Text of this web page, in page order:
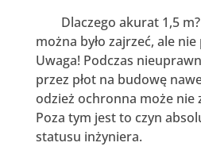
Dlaczego akurat 1,5 m?
można było zajrzeć, ale
Uwaga! Podczas
przez płot na budowę
odzież ochronna może nie
Poza tym jest to czyn
statusu inżyniera.